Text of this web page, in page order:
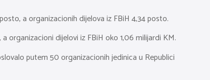
a organizacionih dijelova iz FBiH 4,34 posto.
organizacioni dijelovi iz FBiH oko 1,06 milijardi KM.
putem 50 organizacionih jedinica u Republici